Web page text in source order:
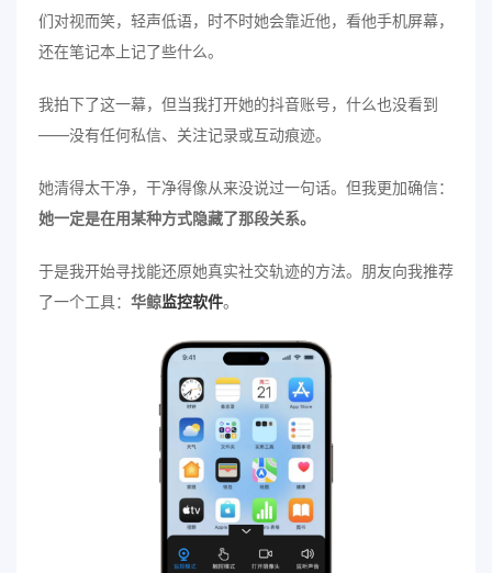
们对视而笑，轻声低语，时不时她会靠近他，看他手机屏幕，
还在笔记本上记了些什么。
我拍下了这一幕，但当我打开她的抖音账号，什么也没看到
——没有任何私信、关注记录或互动痕迹。
她清得太干净，干净得像从来没说过一句话。但我更加确信：
她一定是在用某种方式隐藏了那段关系。
于是我开始寻找能还原她真实社交轨迹的方法。朋友向我推荐
了一个工具： 华鲸监控软件。